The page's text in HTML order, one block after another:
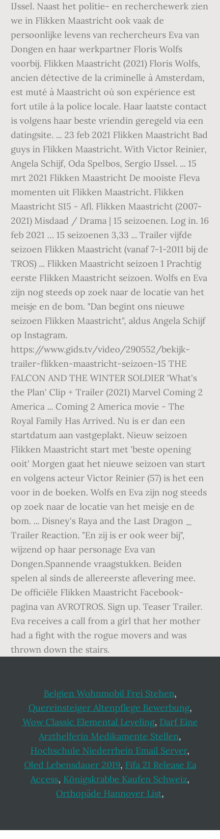
IJssel. Naast het politie- en recherchewerk zien
we in Flikken Maastricht ook vaak de
persoonlijke levens van rechercheurs Eva van
Dongen en haar werkpartner Floris Wolfs
voorbij. Flikken Maastricht (2021) Floris Wolfs,
ancien détective de la criminelle à Amsterdam,
est muté à Maastricht où son expérience est
fort utile à la police locale. Haar laatste contact
is volgens haar beste vriendin geregeld via een
datingsite. ... 23 feb 2021 Flikken Maastricht Bad
guys in Flikken Maastricht. With Victor Reinier,
Angela Schijf, Oda Spelbos, Sergio IJssel. ... 15
mrt 2021 Flikken Maastricht De mooiste Fleva
momenten uit Flikken Maastricht. Flikken
Maastricht S15 - Afl. Flikken Maastricht (2007-
2021) Misdaad / Drama | 15 seizoenen. Log in. 16
feb 2021 … 15 seizoenen 3,33 ... Trailer vijfde
seizoen Flikken Maastricht (vanaf 7-1-2011 bij de
TROS) ... Flikken Maastricht seizoen 1 Prachtig
eerste Flikken Maastricht seizoen. Wolfs en Eva
zijn nog steeds op zoek naar de locatie van het
meisje en de bom. "Dan begint ons nieuwe
seizoen Flikken Maastricht", aldus Angela Schijf
op Instagram.
https://www.gids.tv/video/290552/bekijk-
trailer-flikken-maastricht-seizoen-15 THE
FALCON AND THE WINTER SOLDIER 'What's
the Plan' Clip + Trailer (2021) Marvel Coming 2
America ... Coming 2 America movie - The
Royal Family Has Arrived. Nu is er dan een
startdatum aan vastgeplakt. Nieuw seizoen
Flikken Maastricht start met 'beste opening
ooit' Morgen gaat het nieuwe seizoen van start
en volgens acteur Victor Reinier (57) is het een
voor in de boeken. Wolfs en Eva zijn nog steeds
op zoek naar de locatie van het meisje en de
bom. ... Disney's Raya and the Last Dragon _
Trailer Reaction. "En zij is er ook weer bij",
wijzend op haar personage Eva van
Dongen.Spannende vraagstukken. Beiden
spelen al sinds de allereerste aflevering mee.
De officiële Flikken Maastricht Facebook-
pagina van AVROTROS. Sign up. Teaser Trailer.
Eva receives a call from a girl that her mother
had a fight with the rogue movers and was
thrown down the stairs.
Belgien Wohnmobil Frei Stehen,
Quereinsteiger Altenpflege Bewerbung,
Wow Classic Elemental Leveling, Darf Eine
Arzthelferin Medikamente Stellen,
Hochschule Niederrhein Email Server,
Oled Lebensdauer 2019, Fifa 21 Release Ea
Access, Königskrabbe Kaufen Schweiz,
Orthopäde Hannover List,